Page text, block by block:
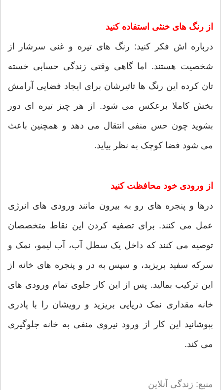
از رنگ های خنثی استفاده کنید
درباره اش فکر کنید: رنگ های تیره و غنی سرشار از
شخصیت هستند. اما گاهی وقتی زندگی حسابی خسته
تان کرده این رنگ ها تاثیرشان برای ایجاد فضایی آرامش
بخش کاملا برعکس می شود. از هر چیز تیره ای دور
بشوید چون حس منفی انتقال می دهد و همچنین باعث
می شود فضا کوچک به نظر بیاید.
از ورودی خود محافظت کنید
درها و پنجره های رو به بیرون مانند ورودی های انرژی
عمل می کنند. برای تصفیه کردن این نقاط متخصصان
توصیه می کنند که داخل یک سطل آب، آب لیمو، نمک و
سرکه سفید بریزید، و سپس به در و پنجره های خانه از
این ترکیب بمالید. پس از این کار جلوی تمام ورودی های
خانه مقداری نمک دریایی بریزید و رویشان را با پادری
بپوشانید این کار از ورود نیروی منفی به خانه جلوگیری
می کند.
منبع: زندگی آنلاین